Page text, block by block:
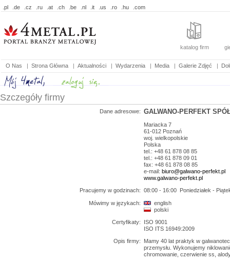
.pl .de .cz .ru .at .ch .be .nl .it .us .ro .hu .com
katalog firm
O Nas | Strona Główna | Aktualności | Wydarzenia | Media | Galerie Zdjęć |
Szczegóły firmy
Dane adresowe: GALWANO-PERFEKT
Mariacka 7
61-012 Poznań
woj. wielkopolskie
Polska
tel.: +48 61 878 08 85
tel.: +48 61 878 09 01
fax: +48 61 878 08 85
e-mail: biuro@galwano-perfekt.pl
www.galwano-perfekt.pl
Pracujemy w godzinach: 08:00 - 16:00 Poniedziałek -
Mówimy w językach:
english
polski
Certyfikaty:
ISO 9001
ISO ITS 16949:2009
Opis firmy:
Mamy 40 lat praktyk w
przemysłu. Wykonujemy
chromowanie, czerwienie ss,